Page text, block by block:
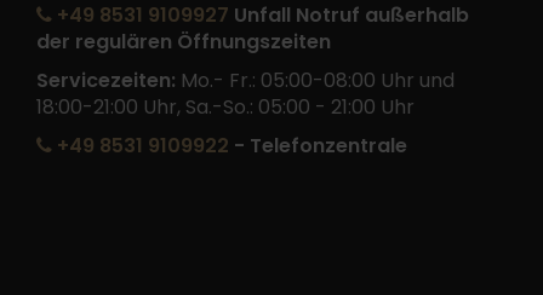
+49 8531 9109927 Unfall Notruf außerhalb
der regulären Öffnungszeiten
Servicezeiten: Mo.- Fr.: 05:00-08:00 Uhr und
18:00-21:00 Uhr, Sa.-So.: 05:00 - 21:00 Uhr
+49 8531 9109922 - Telefonzentrale